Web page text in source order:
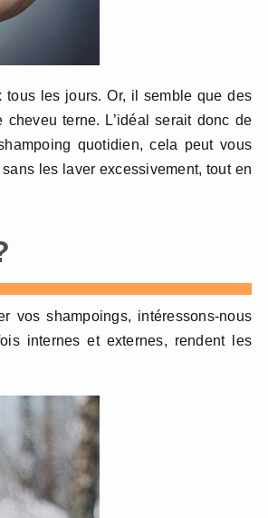
tous les jours. Or, il semble que des
terne. L’idéal serait donc de
quotidien, cela peut vous
les laver excessivement, tout en
vos shampoings, intéressons-nous
internes et externes, rendent les